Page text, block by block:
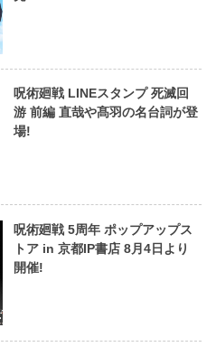
呪術廻戦 LINEスタンプ 死滅回
游 前編 直哉や髙羽の名台詞が登
場!
呪術廻戦 5周年 ポップアップス
トア in 京都IP書店 8月4日より
開催!